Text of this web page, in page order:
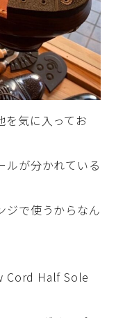
を気に入ってお
ルが分かれている
ジで使うからなん
Cord Half Sole